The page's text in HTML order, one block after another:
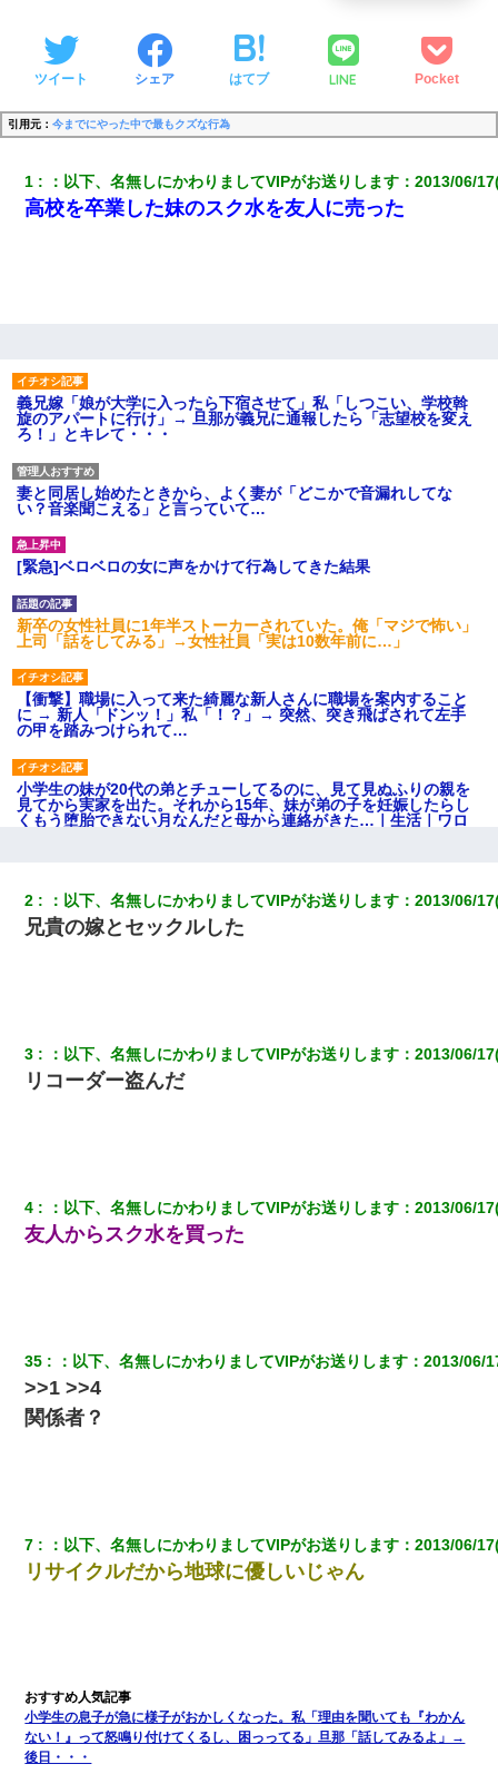
ツイート シェア はてブ LINE Pocket
引用元： 今までにやった中で最もクズな行為
1 ： 以下、名無しにかわりましてVIPがお送りします ：2013/06/
高校を卒業した妹のスク水を友人に売った
義兄嫁「娘が大学に入ったら下宿させて」私「しつこい、学校斡
旋のアパートに行け」→ 旦那が義兄に通報したら「志望校を変え
ろ！」とキレて・・・
妻と同居し始めたときから、よく妻が「どこかで音漏れしてな
い？音楽聞こえる」と言っていて…
[緊急]ベロベロの女に声をかけて行為してきた結果
新卒の女性社員に1年半ストーカーされていた。俺「マジで怖い」
上司「話をしてみる」→女性社員「実は10数年前に…」
【衝撃】職場に入って来た綺麗な新人さんに職場を案内すること
に → 新人「ドンッ！」私「！？」→ 突然、突き飛ばされて左手
の甲を踏みつけられて…
小学生の妹が20代の弟とチューしてるのに、見て見ぬふりの親を
見てから実家を出た。それから15年、妹が弟の子を妊娠したらし
くもう堕胎できない月なんだと母から連絡がきた…｜生活｜ワロ
今日夫の実家に泊ったんだけど、朝起きたら股間がなんかモッコ
リしてた
う。会社「仕事がハードだし田舎で娯楽も少ないからキツイの
か…」→ 実際は違った
しくなり・・・
居酒屋にて。兄の紹介者「お酒飲みなって」私「未成年なので無
理です！」酷すぎるワードの連発で、耐えきれず店員に5千円を渡
し「お勘定です。逃がして下さい」その後、録音内容を父に聞か
高1のとき男に襲われ、不妊の叔母に頼まれて出産。→叔母夫婦が
養子縁組してアメリカに子供を連れ帰った。→9・11で叔母夫婦が
亡くなってしまい…
クラスで一人無口で誰とも話さない男子がいた。→修学旅行に来
なかったその男子に女子達がお土産を渡した。5分後…
2 ： 以下、名無しにかわりましてVIPがお送りします ：2013/06/
兄貴の嫁とセックルした
3 ： 以下、名無しにかわりましてVIPがお送りします ：2013/06/
リコーダー盗んだ
4 ： 以下、名無しにかわりましてVIPがお送りします ：2013/06/
友人からスク水を買った
35 ： 以下、名無しにかわりましてVIPがお送りします ：2013/06/
>>1 >>4
関係者？
7 ： 以下、名無しにかわりましてVIPがお送りします ：2013/06/
リサイクルだから地球に優しいじゃん
小学生の息子が急に様子がおかしくなった。私「理由を聞いても『わかん
ない！』って怒鳴り付けてくるし、困っってる」旦那「話してみるよ」→
後日・・・